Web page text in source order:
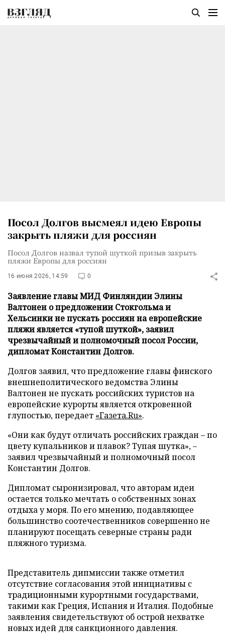
Посол Долгов высмеял идею Европы
закрыть пляжи для россиян
Посол Долгов назвал тупой шуткой призыв закрыть
пляжи Европы для россиян
16 июня 2026, 14:59 0
Заявление главы МИД Финляндии Элины
Валтонен о предложении Стокгольма и
Хельсинки не пускать россиян на европейские
пляжи является «тупой шуткой», заявил
чрезвычайный и полномочный посол России,
дипломат Константин Долгов.
Долгов заявил, что предложение главы финского
внешнеполитического ведомства Элины
Валтонен не пускать российских туристов на
европейские курорты является откровенной
глупостью, передает «Газета.Ru».
«Они как будут отличать российских граждан – по
цвету купальников и плавок? Тупая шутка», –
заявил чрезвычайный и полномочный посол
Константин Долгов.
Дипломат сыронизировал, что авторам идеи
остается только мечтать о собственных зонах
отдыха у моря. По его мнению, подавляющее
большинство соотечественников совершенно не
планируют посещать северные страны ради
пляжного туризма.
Представитель дипмиссии также отметил
отсутствие согласования этой инициативы с
традиционными курортными государствами,
такими как Греция, Испания и Италия. Подобные
заявления свидетельствуют об острой нехватке
новых идей для санкционного давления.